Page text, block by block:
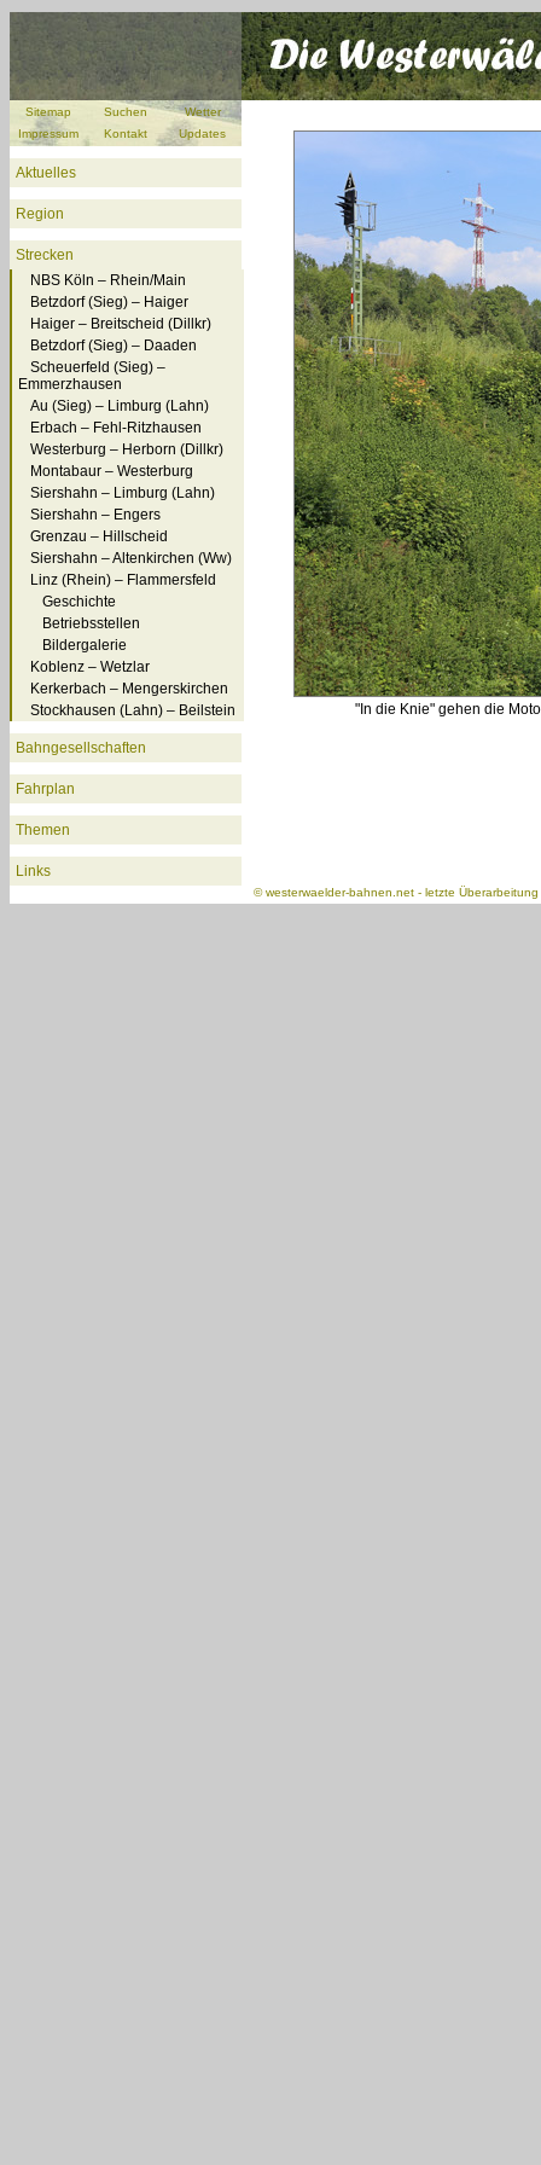
Sitemap Suchen
Wetter
Impressum
Kontakt Updates
Aktuelles
Region
Strecken
NBS Köln – Rhein/Main
Betzdorf (Sieg) – Haiger
Haiger – Breitscheid (Dillkr)
Betzdorf (Sieg) – Daaden
Scheuerfeld (Sieg) –
Emmerzhausen
Au (Sieg) – Limburg (Lahn)
Erbach – Fehl-Ritzhausen
Westerburg – Herborn (Dillkr)
Montabaur – Westerburg
Siershahn – Limburg (Lahn)
Siershahn – Engers
Grenzau – Hillscheid
Siershahn – Altenkirchen (Ww)
Linz (Rhein) – Flammersfeld
Geschichte
Betriebsstellen
Bildergalerie
Koblenz – Wetzlar
Kerkerbach – Mengerskirchen
Stockhausen (Lahn) – Beilstein
Bahngesellschaften
Fahrplan
Themen
Links
"In die Knie" gehen die
©westerwaelder-bahnen.net - letzte